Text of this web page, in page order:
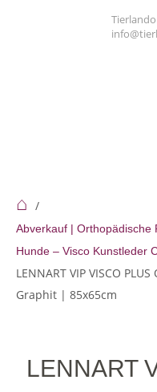
⌂
Abverkauf | Orthopädische
Hunde – Visco Kunstleder
LENNART VIP VISCO
Graphit | 85x65cm
LENNART